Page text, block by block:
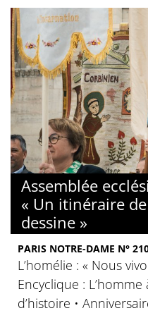
Assemblée
« Un itinéraire
dessine »
PARIS NOTRE-DAME N°
L’homélie : « Nous
Encyclique : L’homme
d’histoire •